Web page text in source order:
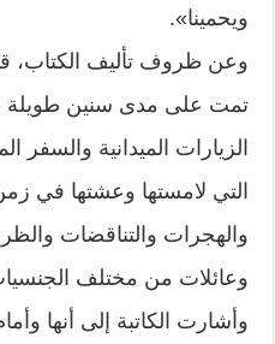
ويحمينا».
وعن ظروف تأليف الكتاب،
تمت على مدى سنين طويلة
الزيارات الميدانية والسفر
التي لامستها وعشتها في
والهجرات والتناقضات
وعائلات من مختلف
وأشارت الكاتبة إلى أنها